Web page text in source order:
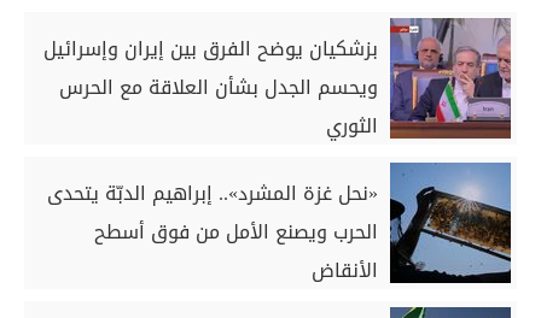
بزشكيان يوضح الفرق بين إيران وإسرائيل
ويحسم الجدل بشأن العلاقة مع الحرس
الثوري
«نحل غزة المشرد».. إبراهيم الدبّة يتحدى
الحرب ويصنع الأمل من فوق أسطح
الأنقاض